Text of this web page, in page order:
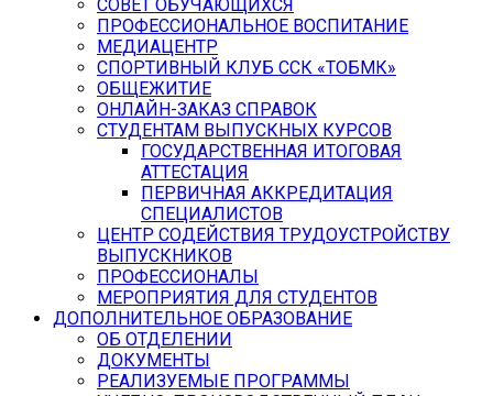
СОВЕТ ОБУЧАЮЩИХСЯ
ПРОФЕССИОНАЛЬНОЕ ВОСПИТАНИЕ
МЕДИАЦЕНТР
СПОРТИВНЫЙ КЛУБ ССК «ТОБМК»
ОБЩЕЖИТИЕ
ОНЛАЙН-ЗАКАЗ СПРАВОК
СТУДЕНТАМ ВЫПУСКНЫХ КУРСОВ
ГОСУДАРСТВЕННАЯ ИТОГОВАЯ
АТТЕСТАЦИЯ
ПЕРВИЧНАЯ АККРЕДИТАЦИЯ
СПЕЦИАЛИСТОВ
ЦЕНТР СОДЕЙСТВИЯ ТРУДОУСТРОЙСТВУ
ВЫПУСКНИКОВ
ПРОФЕССИОНАЛЫ
МЕРОПРИЯТИЯ ДЛЯ СТУДЕНТОВ
ДОПОЛНИТЕЛЬНОЕ ОБРАЗОВАНИЕ
ОБ ОТДЕЛЕНИИ
ДОКУМЕНТЫ
РЕАЛИЗУЕМЫЕ ПРОГРАММЫ